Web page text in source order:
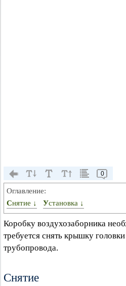
0
Оглавление:
Снятие ↓
Установка ↓
Коробку воздухозаборника
требуется снять крышку
трубопровода.
Снятие